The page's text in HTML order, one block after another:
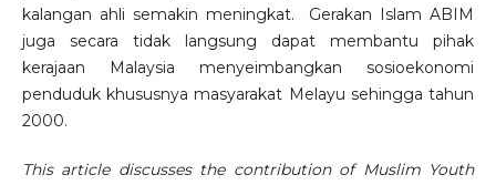
kalangan ahli semakin meningkat. Gerakan Islam ABIM
juga secara tidak langsung dapat membantu pihak
kerajaan Malaysia menyeimbangkan sosioekonomi
penduduk khususnya masyarakat Melayu sehingga tahun
2000.
This article discusses the contribution of Muslim Youth